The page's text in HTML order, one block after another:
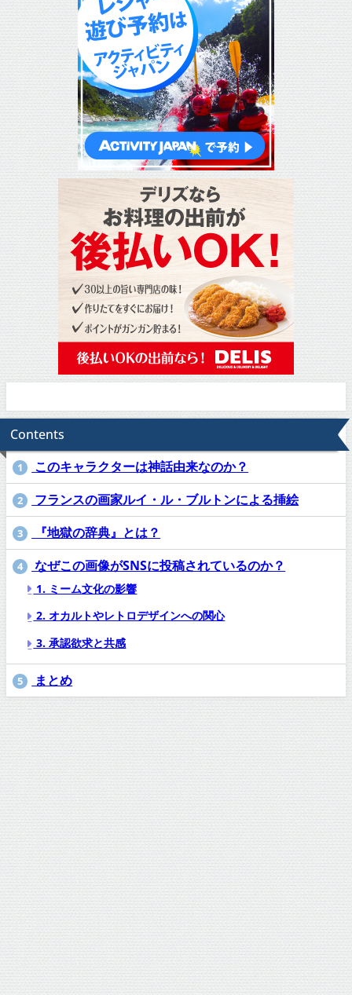
Contents
1 このキャラクターは神話由来なのか？
2 フランスの画家ルイ・ル・ブルトンによる挿絵
3 『地獄の辞典』とは？
4 なぜこの画像がSNSに投稿されているのか？
1. ミーム文化の影響
2. オカルトやレトロデザインへの関心
3. 承認欲求と共感
5 まとめ